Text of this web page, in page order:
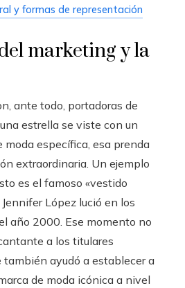
y formas de representación
marketing y la
ante todo, portadoras de
estrella se viste con un
moda específica, esa prenda
extraordinaria. Un ejemplo
es el famoso «vestido
López lució en los
año 2000. Ese momento no
a los titulares
también ayudó a establecer a
de moda icónica a nivel